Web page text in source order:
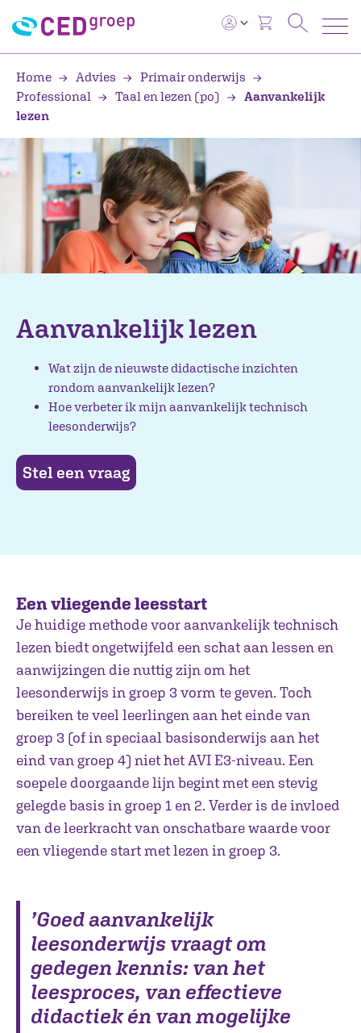
Home Advies
Primair onderwijs
Professional
Taal en lezen (po)
Aanvankelijk
lezen
Aanvankelijk lezen
Wat zijn de nieuwste didactische inzichten
rondom aanvankelijk lezen?
Hoe verbeter ik mijn aanvankelijk technisch
leesonderwijs?
Stel een vraag
Een vliegende leesstart
Je huidige methode voor aanvankelijk technisch
lezen biedt ongetwijfeld een schat aan lessen en
aanwijzingen die nuttig zijn om het
leesonderwijs in groep 3 vorm te geven. Toch
bereiken te veel leerlingen aan het einde van
groep 3 (of in speciaal basisonderwijs aan het
eind van groep 4) niet het AVI E3-niveau. Een
soepele doorgaande lijn begint met een stevig
gelegde basis in groep 1 en 2. Verder is de invloed
van de leerkracht van onschatbare waarde voor
een vliegende start met lezen in groep 3.
’Goed aanvankelijk
leesonderwijs vraagt om
gedegen kennis: van het
leesproces, van effectieve
didactiek én van mogelijke